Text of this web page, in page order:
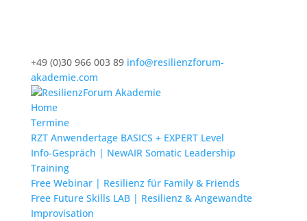
+49 (0)30 966 003 89 info@resilienzforum-
akademie.com
Home
Termine
RZT Anwendertage BASICS + EXPERT Level
Info-Gespräch | NewAIR Somatic Leadership
Training
Free Webinar | Resilienz für Family & Friends
Free Future Skills LAB | Resilienz & Angewandte
Improvisation